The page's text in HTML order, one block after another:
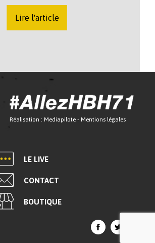
Lire l'article
Réalisation : Mediapilote - Mentions légales
LE LIVE
CONTACT
BOUTIQUE